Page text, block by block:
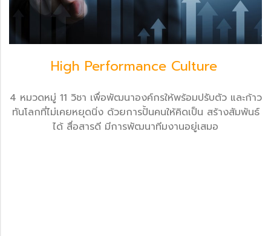
High Performance Culture
4 หมวดหมู่ 11 วิชา เพื่อพัฒนาองค์กรให้พร้อมปรับตัว และก้าว
ทันโลกที่ไม่เคยหยุดนิ่ง ด้วยการปั้นคนให้คิดเป็น สร้างสัมพันธ์
ได้ สื่อสารดี มีการพัฒนาทีมงานอยู่เสมอ